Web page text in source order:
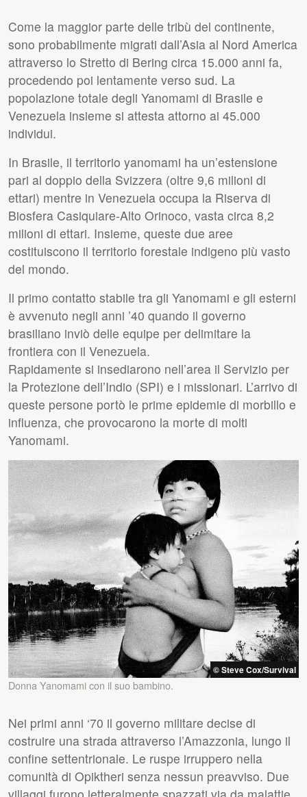
Come la maggior parte delle tribù del continente,
sono probabilmente migrati dall’Asia al Nord America
attraverso lo Stretto di Bering circa 15.000 anni fa,
procedendo poi lentamente verso sud. La
popolazione totale degli Yanomami di Brasile e
Venezuela insieme si attesta attorno ai 45.000
individui.
In Brasile, il territorio yanomami ha un’estensione
pari al doppio della Svizzera (oltre 9,6 milioni di
ettari) mentre in Venezuela occupa la Riserva di
Biosfera Casiquiare-Alto Orinoco, vasta circa 8,2
milioni di ettari. Insieme, queste due aree
costituiscono il territorio forestale indigeno più vasto
del mondo.
Il primo contatto stabile tra gli Yanomami e gli esterni
è avvenuto negli anni ’40 quando il governo
brasiliano inviò delle equipe per delimitare la
frontiera con il Venezuela.
Rapidamente si insediarono nell’area il Servizio per
la Protezione dell’Indio (SPI) e i missionari. L’arrivo di
queste persone portò le prime epidemie di morbillo e
influenza, che provocarono la morte di molti
Yanomami.
© Steve Cox/Survival
Donna Yanomami con il suo bambino.
Nei primi anni ‘70 il governo militare decise di
costruire una strada attraverso l’Amazzonia, lungo il
confine settentrionale. Le ruspe irruppero nella
comunità di Opiktheri senza nessun preavviso. Due